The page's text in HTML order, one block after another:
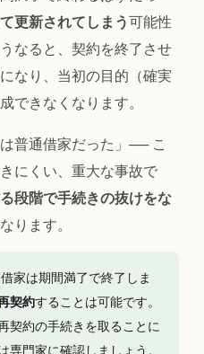
更新されてしまう可能性
なると、契約を終了させ
なり、当初の目的（確実
できなくなります。
普通借家だった」── こ
にくい、重大な事故で
段階で手続きの抜けをな
ります。
家は期間満了で終了しま
契約することは可能です。
契約の手続きを取ることに
専門家に確認しましょう。